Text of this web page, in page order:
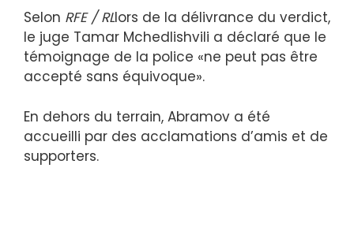
Selon RFE / RLlors de la délivrance du verdict,
le juge Tamar Mchedlishvili a déclaré que le
témoignage de la police «ne peut pas être
accepté sans équivoque».
En dehors du terrain, Abramov a été
accueilli par des acclamations d’amis et de
supporters.